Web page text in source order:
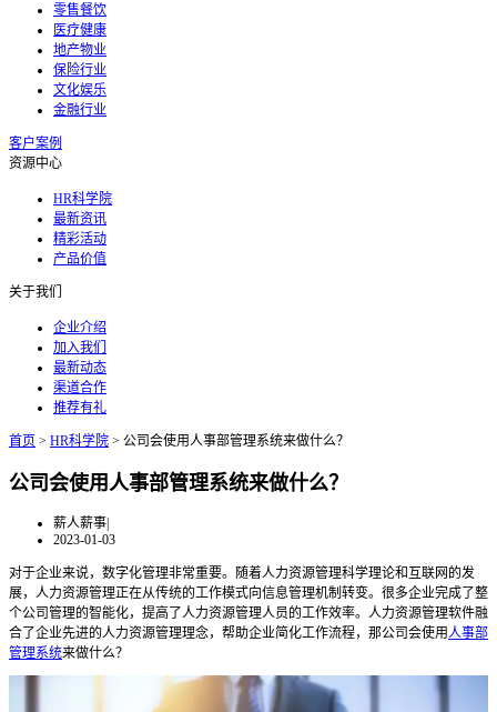
零售餐饮
医疗健康
地产物业
保险行业
文化娱乐
金融行业
客户案例
资源中心
HR科学院
最新资讯
精彩活动
产品价值
关于我们
企业介绍
加入我们
最新动态
渠道合作
推荐有礼
首页 > HR科学院 > 公司会使用人事部管理系统来做什么？
公司会使用人事部管理系统来做什么？
薪人薪事|
2023-01-03
对于企业来说，数字化管理非常重要。随着人力资源管理科学理论和互联网的发
展，人力资源管理正在从传统的工作模式向信息管理机制转变。很多企业完成了整
个公司管理的智能化，提高了人力资源管理人员的工作效率。人力资源管理软件融
合了企业先进的人力资源管理理念，帮助企业简化工作流程，那公司会使用人事部
管理系统来做什么？